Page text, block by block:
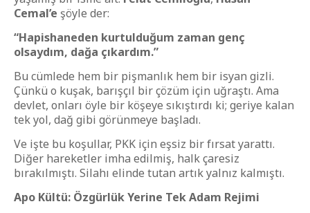
Cemal’e şöyle der:
“Hapishaneden kurtulduğum zaman genç
olsaydım, dağa çıkardım.”
Bu cümlede hem bir pişmanlık hem bir isyan gizli.
Çünkü o kuşak, barışçıl bir çözüm için uğraştı. Ama
devlet, onları öyle bir köşeye sıkıştırdı ki; geriye kalan
tek yol, dağ gibi görünmeye başladı.
Ve işte bu koşullar, PKK için eşsiz bir fırsat yarattı.
Diğer hareketler imha edilmiş, halk çaresiz
bırakılmıştı. Silahı elinde tutan artık yalnız kalmıştı.
Apo Kültü: Özgürlük Yerine Tek Adam Rejimi